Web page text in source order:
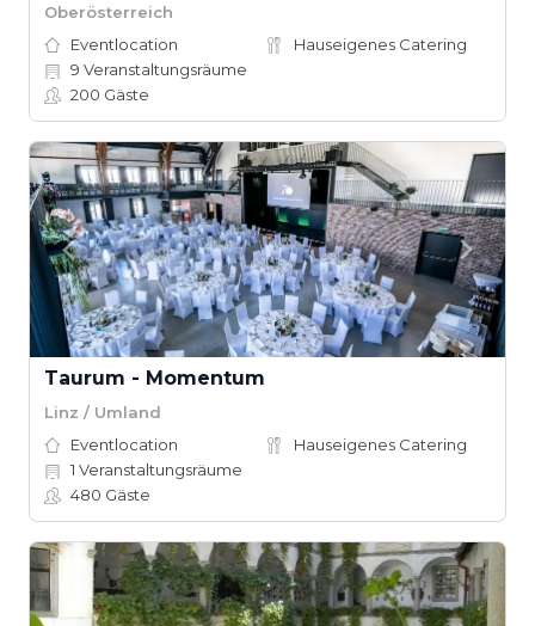
Oberösterreich
Eventlocation
Hauseigenes Catering
9 Veranstaltungsräume
200 Gäste
Taurum - Momentum
Linz / Umland
Eventlocation
Hauseigenes Catering
1 Veranstaltungsräume
480 Gäste